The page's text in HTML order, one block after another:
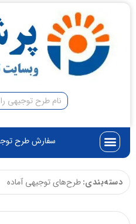
سفارش طرح توجیهی ۰۳۶۱ ۰۰۶
دسته‌بندی:طرح‌های توجیهی آماده